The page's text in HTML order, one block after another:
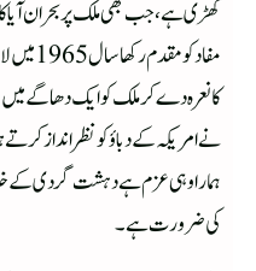
کھڑی ہے،جب بھی ملک پر بحران آیا
مفاد
نے امریکہ کے دباؤ کو نظر انداز
ہمارا وہی عزم ہے دہشت گردی کے
کی ضرورت ہے۔